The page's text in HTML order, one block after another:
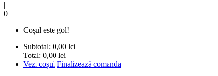
|
0
Coșul este gol!
Subtotal: 0,00 lei
Total: 0,00 lei
Vezi coșul Finalizează comanda